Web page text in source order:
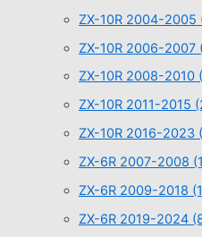
ZX-10R 2004-2005
ZX-10R 2006-2007
ZX-10R 2008-2010
ZX-10R 2011-2015
ZX-10R 2016-2023
ZX-6R 2007-2008
ZX-6R 2009-2018
ZX-6R 2019-2024